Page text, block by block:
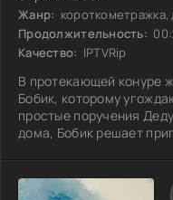
Жанр:
Продолжительность:
Качество: IPTVRip
В протекающей конуре
Бобик, которому
простые поручения
дома, Бобик решает
наедаются,
пока не засыпают в